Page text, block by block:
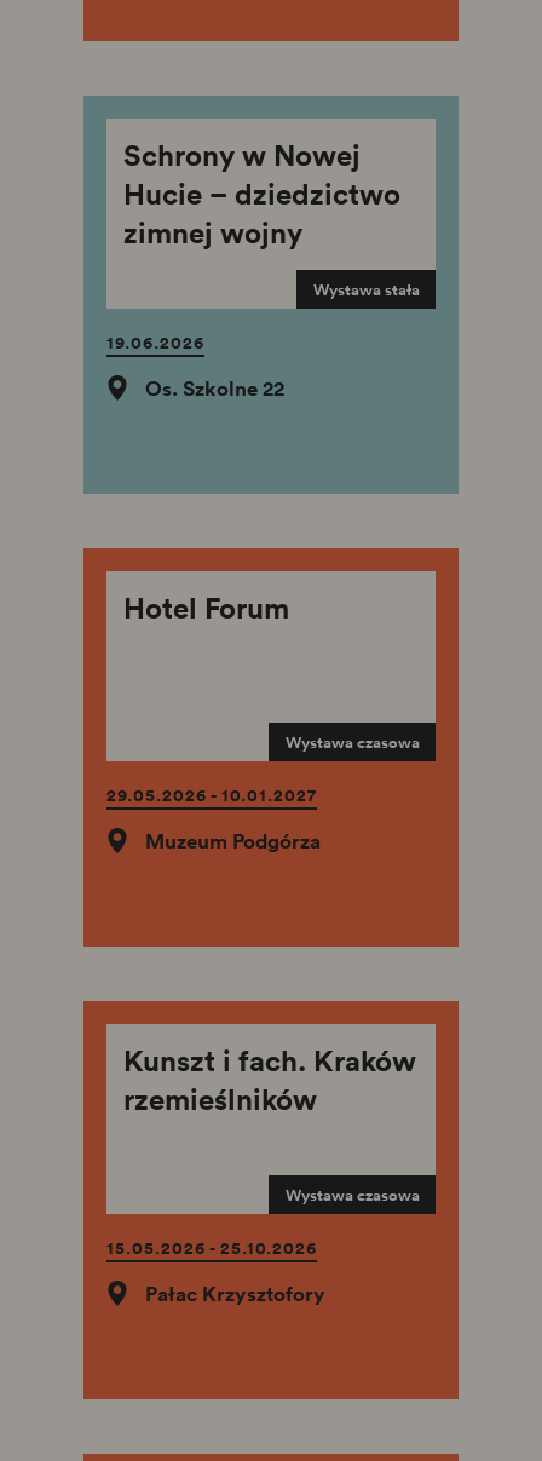
Schrony w Nowej
Hucie – dziedzictwo
zimnej wojny
Wystawa stała
19.06.2026
Os. Szkolne 22
Hotel Forum
Wystawa czasowa
29.05.2026 - 10.01.2027
Muzeum Podgórza
Kunszt i fach. Kraków
rzemieślników
Wystawa czasowa
15.05.2026 - 25.10.2026
Pałac Krzysztofory